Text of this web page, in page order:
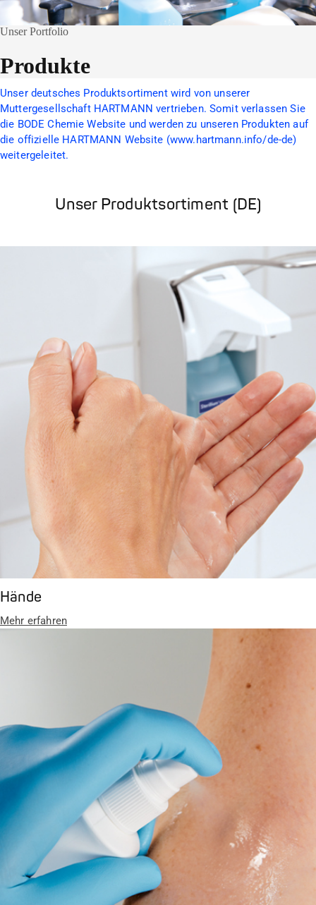
Unser Portfolio
Produkte
Unser deutsches Produktsortiment wird von unserer
Muttergesellschaft HARTMANN vertrieben. Somit verlassen Sie
die BODE Chemie Website und werden zu unseren Produkten auf
die offizielle HARTMANN Website (www.hartmann.info/de-de)
weitergeleitet.
Unser Produktsortiment (DE)
Hände
Mehr erfahren